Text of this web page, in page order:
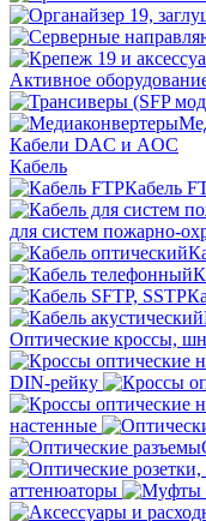
Активное
Кабели DAC и AOC
Кабель
Кабель
для систем пожарно-
Оптические кроссы,
DIN-рейку
настенные
аттенюаторы